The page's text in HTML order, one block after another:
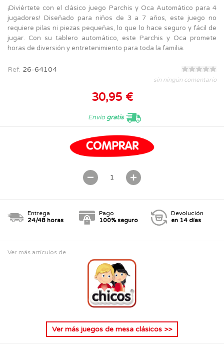
¡Diviértete con el clásico juego Parchis y Oca Automático para 4
jugadores! Diseñado para niños de 3 a 7 años, este juego no
requiere pilas ni piezas pequeñas, lo que lo hace seguro y fácil de
jugar. Con su tablero automático, este Parchis y Oca promete
horas de diversión y entretenimiento para toda la familia.
Ref. 26-64104
sin ningún comentario
30,95 €
Envíogratis
Entrega
24/48 horas
Pago
100% seguro
Devolución
en 14 días
Ver más artículos de...
Ver más juegos de mesa clásicos >>